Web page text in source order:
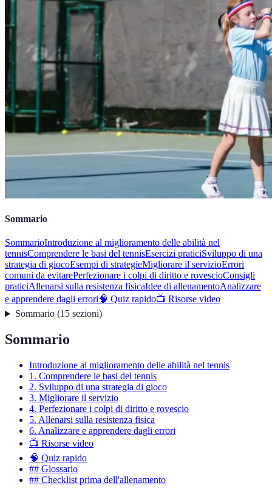
Sommario
SommarioIntroduzione al miglioramento delle abilità nel
tennisComprendere le basi del tennisEsercizi praticiSviluppo di una
strategia di giocoEsempi di strategieMigliorare il servizioErrori
comuni da evitarePerfezionare i colpi di diritto e rovescioConsigli
praticiAllenarsi sulla resistenza fisicaIdee di allenamentoAnalizzare
e apprendere dagli errori🧠 Quiz rapido📺 Risorse video
Sommario(15 sezioni)
Sommario
Introduzione al miglioramento delle abilità nel tennis
1. Comprendere le basi del tennis
2. Sviluppo di una strategia di gioco
3. Migliorare il servizio
4. Perfezionare i colpi di diritto e rovescio
5. Allenarsi sulla resistenza fisica
6. Analizzare e apprendere dagli errori
📺 Risorse video
🧠 Quiz rapido
## Glossario
## Checklist prima dell'allenamento